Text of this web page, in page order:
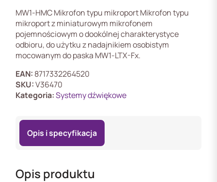
typu
mikroport
MW1‑HMC Mikrofon typu mikroport Mikrofon typu
mikroport z miniaturowym mikrofonem
pojemnościowym o dookólnej charakterystyce
odbioru, do użytku z nadajnikiem osobistym
mocowanym do paska MW1-LTX-Fx.
EAN: 8717332264520
SKU:V36470
Kategoria:Systemy dźwiękowe
Opis i specyfikacja
Opis produktu